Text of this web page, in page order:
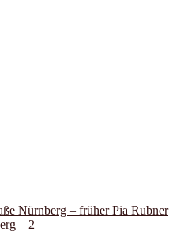
Nürnberg – früher Pia Rubner
– 2